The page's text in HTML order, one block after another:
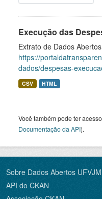
Execução das
Extrato de Dados
https://
dados/despesas-
CSV HTML
Você também pode ter
Documentação da API).
Sobre Dados Abertos UFVJM
API do CKAN